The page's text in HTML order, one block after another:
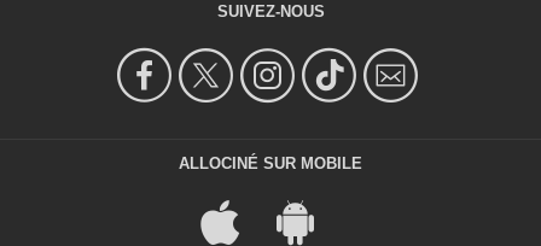
SUIVEZ-NOUS
ALLOCINÉ SUR MOBILE